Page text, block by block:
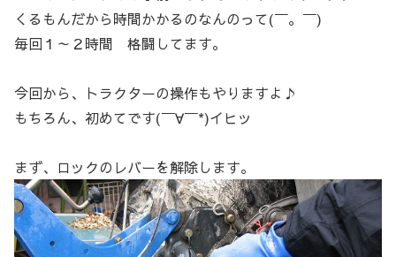
くるもんだから時間かかるのなんのって(￣。￣)
毎回１～２時間 格闘してます。
今回から、トラクターの操作もやりますよ♪
もちろん、初めてです(￣∀￣*)イヒッ
まず、ロックのレバーを解除します。